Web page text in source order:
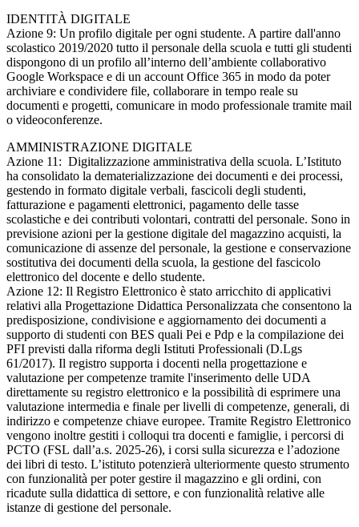
IDENTITÀ DIGITALE
Azione 9: Un profilo digitale per ogni studente. A partire dall'anno
scolastico 2019/2020 tutto il personale della scuola e tutti gli studenti
dispongono di un profilo all’interno dell’ambiente collaborativo
Google Workspace e di un account Office 365 in modo da poter
archiviare e condividere file, collaborare in tempo reale su
documenti e progetti, comunicare in modo professionale tramite mail
o videoconferenze.
AMMINISTRAZIONE DIGITALE
Azione 11: Digitalizzazione amministrativa della scuola. L’Istituto
ha consolidato la dematerializzazione dei documenti e dei processi,
gestendo in formato digitale verbali, fascicoli degli studenti,
fatturazione e pagamenti elettronici, pagamento delle tasse
scolastiche e dei contributi volontari, contratti del personale. Sono in
previsione azioni per la gestione digitale del magazzino acquisti, la
comunicazione di assenze del personale, la gestione e conservazione
sostitutiva dei documenti della scuola, la gestione del fascicolo
elettronico del docente e dello studente.
Azione 12: Il Registro Elettronico è stato arricchito di applicativi
relativi alla Progettazione Didattica Personalizzata che consentono la
predisposizione, condivisione e aggiornamento dei documenti a
supporto di studenti con BES quali Pei e Pdp e la compilazione dei
PFI previsti dalla riforma degli Istituti Professionali (D.Lgs
61/2017). Il registro supporta i docenti nella progettazione e
valutazione per competenze tramite l'inserimento delle UDA
direttamente su registro elettronico e la possibilità di esprimere una
valutazione intermedia e finale per livelli di competenze, generali, di
indirizzo e competenze chiave europee. Tramite Registro Elettronico
vengono inoltre gestiti i colloqui tra docenti e famiglie, i percorsi di
PCTO (FSL dall’a.s. 2025-26), i corsi sulla sicurezza e l’adozione
dei libri di testo. L’istituto potenzierà ulteriormente questo strumento
con funzionalità per poter gestire il magazzino e gli ordini, con
ricadute sulla didattica di settore, e con funzionalità relative alle
istanze di gestione del personale.